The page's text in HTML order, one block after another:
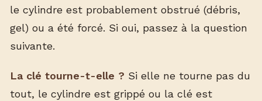
le cylindre est probablement obstrué (débris,
gel) ou a été forcé. Si oui, passez à la question
suivante.
La clé tourne-t-elle ? Si elle ne tourne pas du
tout, le cylindre est grippé ou la clé est